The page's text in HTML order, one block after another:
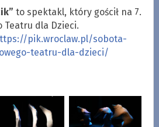
to spektakl, który gościł na 7.
Teatru dla Dzieci.
pik.wroclaw.pl/sobota-
teatru-dla-dzieci/